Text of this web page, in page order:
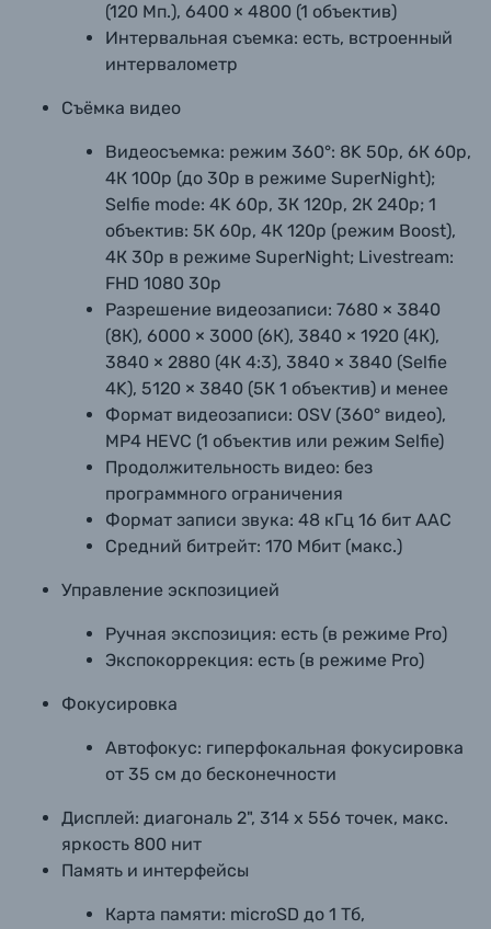
(120 Мп.), 6400 × 4800 (1 объектив)
Интервальная съемка: есть, встроенный
интервалометр
Съёмка видео
Видеосъемка: режим 360°: 8K 50р, 6К 60р,
4К 100р (до 30р в режиме SuperNight);
Selfie mode: 4K 60р, 3К 120р, 2К 240р; 1
объектив: 5К 60р, 4К 120р (режим Boost),
4К 30р в режиме SuperNight; Livestream:
FHD 1080 30р
Разрешение видеозаписи: 7680 × 3840
(8К), 6000 × 3000 (6К), 3840 × 1920 (4К),
3840 × 2880 (4К 4:3), 3840 × 3840 (Selfie
4K), 5120 × 3840 (5К 1 объектив) и менее
Формат видеозаписи: OSV (360° видео),
MP4 HEVC (1 объектив или режим Selfie)
Продолжительность видео: без
программного ограничения
Формат записи звука: 48 кГц 16 бит AAC
Средний битрейт: 170 Мбит (макс.)
Управление эскпозицией
Ручная экспозиция: есть (в режиме Pro)
Экспокоррекция: есть (в режиме Pro)
Фокусировка
Автофокус: гиперфокальная фокусировка
от 35 см до бесконечности
Дисплей: диагональ 2", 314 х 556 точек, макс.
яркость 800 нит
Память и интерфейсы
Карта памяти: microSD до 1 Тб,